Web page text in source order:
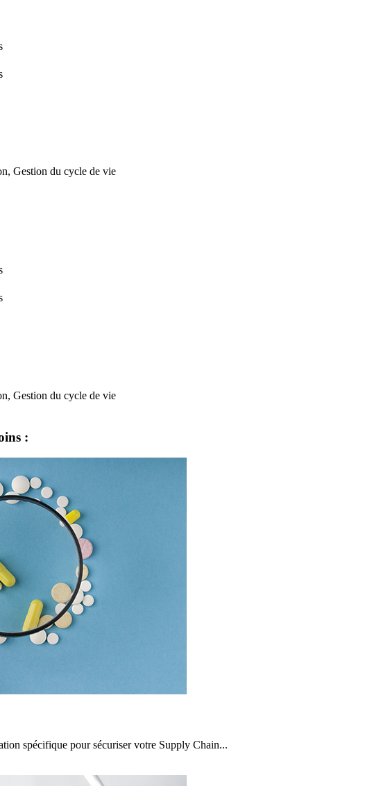
Gestion du cycle de vie
Gestion du cycle de vie
:
spécifique pour sécuriser votre Supply Chain...